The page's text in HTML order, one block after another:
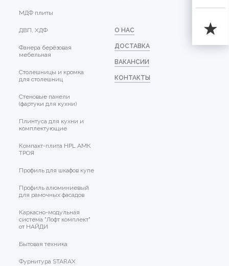
МДФ плиты
ДВП, ХДФ
Фанера берёзовая
мебельная
Столешницы и кромка
для столешниц
Стеновые панели
(фартуки для кухни)
Плинтуса для кухни и
комплектующие
Компакт-плита HPL АМК
ТРОЯ
Профиль для шкафов купе
Профиль алюминиевый
для рамочных фасадов
Каркасно-модульная
система "Лофт комплект"
от НАЙДИ
Бытовая техника
Фурнитура STARAX
О НАС
ДОСТАВКА
ВАКАНСИИ
КОНТАКТЫ